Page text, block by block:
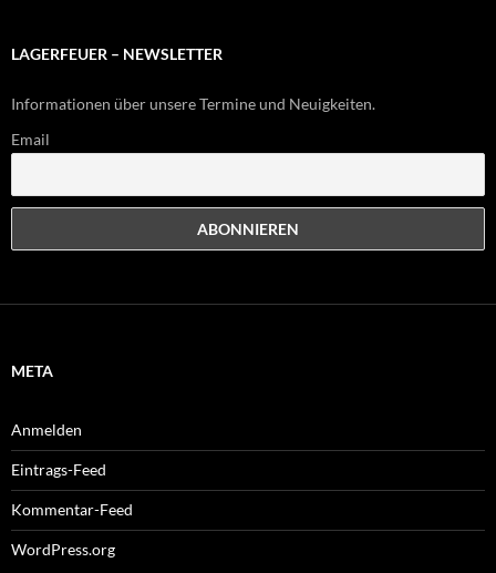
LAGERFEUER – NEWSLETTER
Informationen über unsere Termine und Neuigkeiten.
Email
META
Anmelden
Eintrags-Feed
Kommentar-Feed
WordPress.org